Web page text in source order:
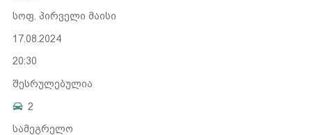
სოფ. პირველი მაისი
17.08.2024
20:30
შესრულებულია
2
სამეგრელო